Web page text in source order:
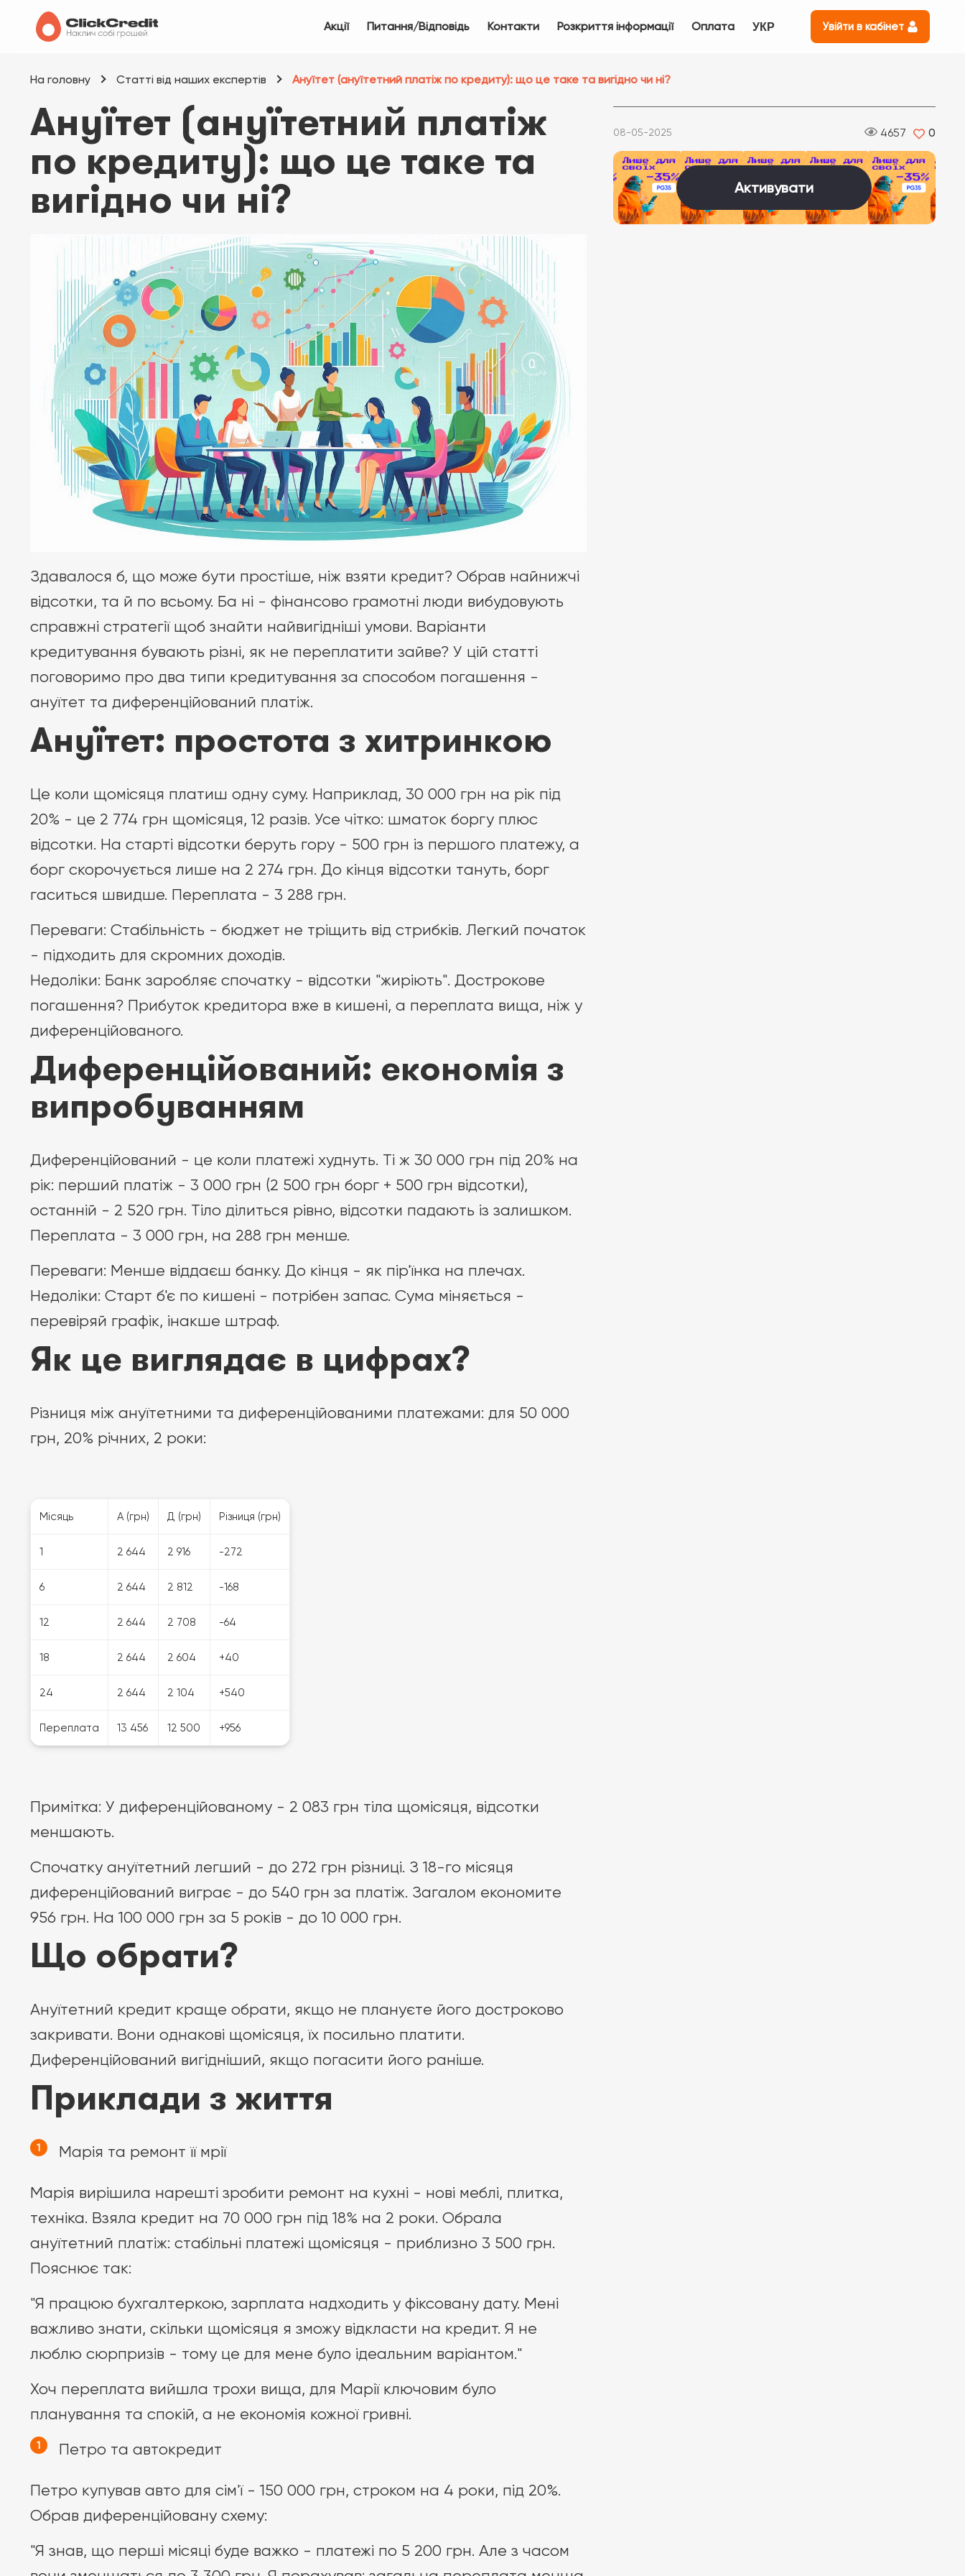
Акції Питання/Відповідь Контакти Розкриття інформації Оплата УКР Увійти в кабінет
На головну Статті від наших експертів Ануїтет (ануїтетний платіж по кредиту): що це таке та вигідно чи ні?
Ануїтет (ануїтетний платіж
по кредиту): що це таке та
вигідно чи ні?
Здавалося б, що може бути простіше, ніж взяти кредит? Обрав найнижчі
відсотки, та й по всьому. Ба ні - фінансово грамотні люди вибудовують
справжні стратегії щоб знайти найвигідніші умови. Варіанти
кредитування бувають різні, як не переплатити зайве? У цій статті
поговоримо про два типи кредитування за способом погашення -
ануїтет та диференційований платіж.
Ануїтет: простота з хитринкою
Це коли щомісяця платиш одну суму. Наприклад, 30 000 грн на рік під
20% - це 2 774 грн щомісяця, 12 разів. Усе чітко: шматок боргу плюс
відсотки. На старті відсотки беруть гору - 500 грн із першого платежу, а
борг скорочується лише на 2 274 грн. До кінця відсотки тануть, борг
гаситься швидше. Переплата - 3 288 грн.
Переваги: Стабільність - бюджет не тріщить від стрибків. Легкий початок
- підходить для скромних доходів.
Недоліки: Банк заробляє спочатку - відсотки "жиріють". Дострокове
погашення? Прибуток кредитора вже в кишені, а переплата вища, ніж у
диференційованого.
Диференційований: економія з
випробуванням
Диференційований - це коли платежі худнуть. Ті ж 30 000 грн під 20% на
рік: перший платіж - 3 000 грн (2 500 грн борг + 500 грн відсотки),
останній - 2 520 грн. Тіло ділиться рівно, відсотки падають із залишком.
Переплата - 3 000 грн, на 288 грн менше.
Переваги: Менше віддаєш банку. До кінця - як пір'їнка на плечах.
Недоліки: Старт б'є по кишені - потрібен запас. Сума міняється -
перевіряй графік, інакше штраф.
Як це виглядає в цифрах?
Різниця між ануїтетними та диференційованими платежами: для 50 000
грн, 20% річних, 2 роки:
Місяць А (грн) Д (грн) Різниця (грн)
1 2 644 2 916 -272
6 2 644 2 812 -168
12 2 644 2 708 -64
18 2 644 2 604 +40
24 2 644 2 104 +540
Переплата 13 456 12 500 +956
Примітка: У диференційованому - 2 083 грн тіла щомісяця, відсотки
меншають.
Спочатку ануїтетний легший - до 272 грн різниці. З 18-го місяця
диференційований виграє - до 540 грн за платіж. Загалом економите
956 грн. На 100 000 грн за 5 років - до 10 000 грн.
Що обрати?
Ануїтетний кредит краще обрати, якщо не плануєте його достроково
закривати. Вони однакові щомісяця, їх посильно платити.
Диференційований вигідніший, якщо погасити його раніше.
Приклади з життя
Марія та ремонт її мрії
Марія вирішила нарешті зробити ремонт на кухні - нові меблі, плитка,
техніка. Взяла кредит на 70 000 грн під 18% на 2 роки. Обрала
ануїтетний платіж: стабільні платежі щомісяця - приблизно 3 500 грн.
Пояснює так:
"Я працюю бухгалтеркою, зарплата надходить у фіксовану дату. Мені
важливо знати, скільки щомісяця я зможу відкласти на кредит. Я не
люблю сюрпризів - тому це для мене було ідеальним варіантом."
Хоч переплата вийшла трохи вища, для Марії ключовим було
планування та спокій, а не економія кожної гривні.
Петро та автокредит
Петро купував авто для сім'ї - 150 000 грн, строком на 4 роки, під 20%.
Обрав диференційовану схему:
"Я знав, що перші місяці буде важко - платежі по 5 200 грн. Але з часом
08-05-2025 4657 0
Активувати